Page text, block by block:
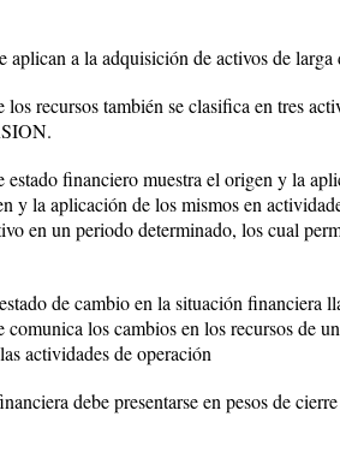
aplican a la adquisición de activos de larga
recursos también se clasifica en tres
estado financiero muestra el origen y la
y la aplicación de los mismos en
en un periodo determinado, los cual
de cambio en la situación financiera
los cambios en los recursos de
actividades de operación
debe presentarse en pesos de